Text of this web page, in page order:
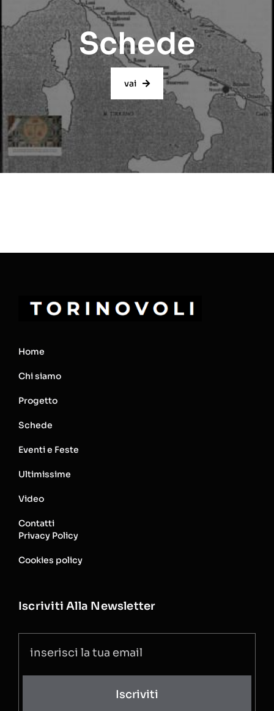
Schede
vai
Home
Chi siamo
Progetto
Schede
Eventi e Feste
Ultimissime
Video
Contatti
Privacy Policy
Cookies policy
Iscriviti Alla Newsletter
Iscriviti